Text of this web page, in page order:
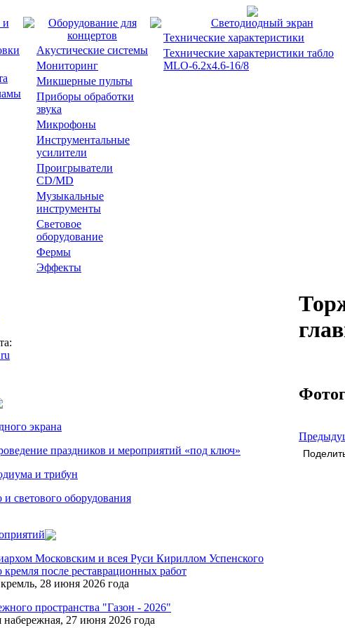
и
Оборудование для
концертов
Акустические системы
Мониторинг
Микшерные пульты
Приборы обработки
звука
Микрофоны
Инструментальные
усилители
Проигрыватели
CD/MD
Музыкальные
инструменты
Световое
оборудование
Фермы
Эффекты
Светодиодный экран
Технические характеристики
Технические характеристики табло
MLO-6.2x4.6-16/8
экрана
праздников и мероприятий «под ключ»
и трибун
и светового оборудования
Московским и всея Руси Кириллом Успенского
кремля после реставрационных работ
28 июня 2026 года
пространства "Газон - 2026"
набережная, 27 июня 2026 года